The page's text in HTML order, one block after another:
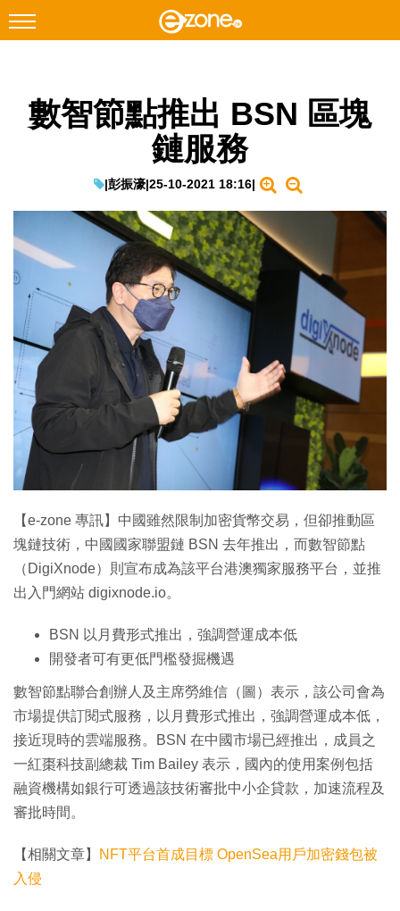
Facebook Instagram
遊戲動漫
教學評測
EduTech
IT Times
生成式AI與雲端應用
Enterprise Digital Transformation
特集
數智節點推出 BSN 區塊
鏈服務
|彭振濠|25-10-2021 18:16|
【e-zone 專訊】中國雖然限制加密貨幣交易，但卻推動區
塊鏈技術，中國國家聯盟鏈 BSN 去年推出，而數智節點
（DigiXnode）則宣布成為該平台港澳獨家服務平台，並推
出入門網站 digixnode.io。
BSN 以月費形式推出，強調營運成本低
開發者可有更低門檻發掘機遇
數智節點聯合創辦人及主席勞維信（圖）表示，該公司會為
市場提供訂閱式服務，以月費形式推出，強調營運成本低，
接近現時的雲端服務。BSN 在中國市場已經推出，成員之
一紅棗科技副總裁 Tim Bailey 表示，國內的使用案例包括
融資機構如銀行可透過該技術審批中小企貸款，加速流程及
審批時間。
【相關文章】
NFT平台首成目標 OpenSea用戶加密錢包被
入侵